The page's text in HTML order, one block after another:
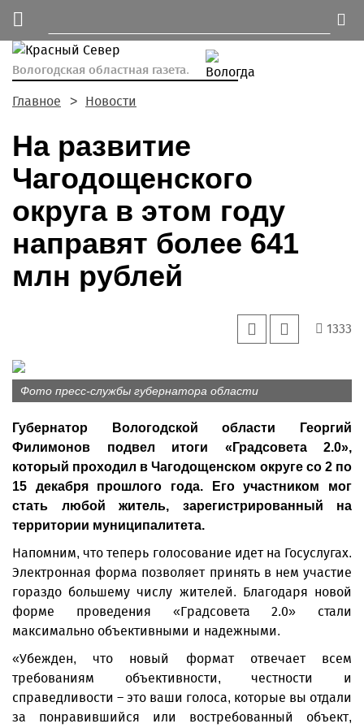
Вологодская областная газета.
Главное Новости
На развитие
Чагодощенского
округа в этом году
направят более 641
млн рублей
1333
Фото пресс-службы губернатора области
Губернатор Вологодской области Георгий
Филимонов подвел итоги «Градсовета 2.0»,
который проходил в Чагодощенском округе со 2 по
15 декабря прошлого года. Его участником мог
стать любой житель, зарегистрированный на
территории муниципалитета.
Напомним, что теперь голосование идет на Госуслугах.
Электронная форма позволяет принять в нем участие
гораздо большему числу жителей. Благодаря новой
форме проведения «Градсовета 2.0» стали
максимально объективными и надежными.
«Убежден, что новый формат отвечает всем
требованиям объективности, честности и
справедливости – это ваши голоса, которые вы отдали
за понравившийся или востребованный объект,